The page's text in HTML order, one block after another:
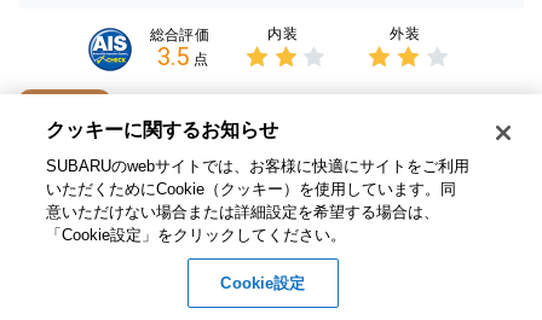
総合評価
3.5 点
内装
2点の
評価
外装
2点の
ナビゲーション、Ｒカメラ、ＥＴＣ、カーゴステップパネル（樹脂
製）装備☆
在庫店舗 スバル東北株式会社（山形） 荒楯店
お問い合わせ番号 1000288296
クッキーに関するお知らせ​
SUBARUのwebサイトでは、お客様に快適にサイトをご利用
いただくためにCookie（クッキー）を使用しています。​ 同
意いただけない場合または詳細設定を希望する場合は、
「Cookie設定」をクリックしてください。​
Cookie設定